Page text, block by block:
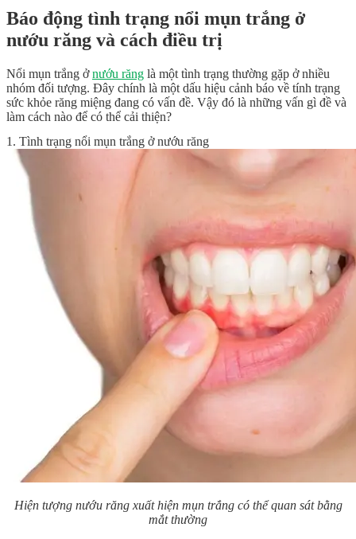
Báo động tình trạng nổi mụn trắng ở
nướu răng và cách điều trị
Nổi mụn trắng ởnướu răng là một tình trạng thường gặp ở nhiều
nhóm đối tượng. Đây chính là một dấu hiệu cảnh báo về tính trạng
sức khỏe răng miệng đang có vấn đề. Vậy đó là những vấn gì đề và
làm cách nào để có thể cải thiện?
1. Tình trạng nổi mụn trắng ở nướu răng
Hiện tượng nướu răng xuất hiện mụn trắng có thể quan sát bằng
mắt thường